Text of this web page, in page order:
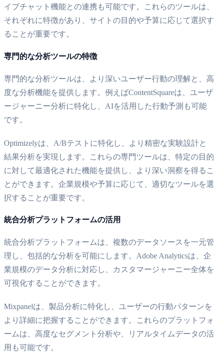
イブチャット機能との連携も可能です。これらのツールは、
それぞれに特徴があり、サイトの目的や予算に応じて選択す
ることが重要です。
専門的な分析ツールの特徴
専門的な分析ツールは、より深いユーザー行動の理解と、高
度な分析機能を提供します。例えばContentSquareは、ユーザ
ージャーニー分析に特化し、AIを活用した行動予測も可能
です。
Optimizelyは、A/Bテストに特化し、より精密な実験設計と
結果分析を実現します。これらの専門ツールは、特定の目的
に対して最適化された機能を提供し、より深い洞察を得るこ
とができます。企業規模や予算に応じて、適切なツールを選
択することが重要です。
統合分析プラットフォームの活用
統合分析プラットフォームは、複数のデータソースを一元管
理し、包括的な分析を可能にします。Adobe Analyticsは、企
業規模のデータ分析に対応し、カスタマージャーニー全体を
可視化することができます。
Mixpanelは、製品分析に特化し、ユーザーの行動パターンを
より詳細に把握することができます。これらのプラットフォ
ームは、高度なセグメント分析や、リアルタイムデータの活
用も可能です。